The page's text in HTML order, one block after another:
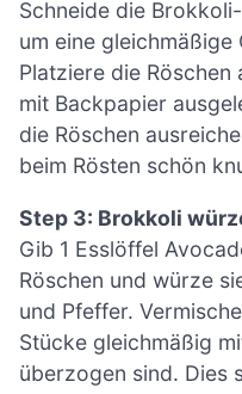
Schneide die
um eine
Platziere die Röschen
mit Backpapier
die Röschen
beim Rösten schön
Step 3: Brokkoli
Gib 1 Esslöffel
Röschen und würze
und Pfeffer.
Stücke gleichmäßig
überzogen sind. Dies